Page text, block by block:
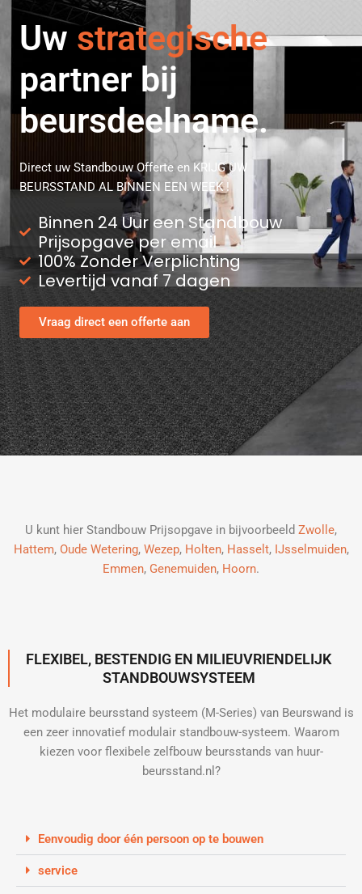
Uw strategische
partner bij
beursdeelname.
Direct uw Standbouw Offerte en KRIJG UW
BEURSSTAND AL BINNEN EEN WEEK !
Binnen 24 Uur een Standbouw
Prijsopgave per email
100% Zonder Verplichting
Levertijd vanaf 7 dagen
Vraag direct een offerte aan
U kunt hier Standbouw Prijsopgave in bijvoorbeeld Zwolle,
Hattem, Oude Wetering, Wezep, Holten, Hasselt, IJsselmuiden,
Emmen, Genemuiden, Hoorn.
FLEXIBEL, BESTENDIG EN MILIEUVRIENDELIJK
STANDBOUWSYSTEEM
Het modulaire beursstand systeem (M-Series) van Beurswand is
een zeer innovatief modulair standbouw-systeem. Waarom
kiezen voor flexibele zelfbouw beursstands van huur-
beursstand.nl?
Eenvoudig door één persoon op te bouwen
service